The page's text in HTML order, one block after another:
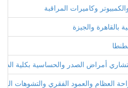
وكاميرات المراقبة
بالقاهرة والجيزة
أمراض الصدر والحساسية بكلية
العظام والعمود الفقري والتشوهات